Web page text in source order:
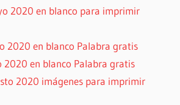
2020 en blanco para imprimir
2020 en blanco Palabra gratis
2020 en blanco Palabra gratis
2020 imágenes para imprimir